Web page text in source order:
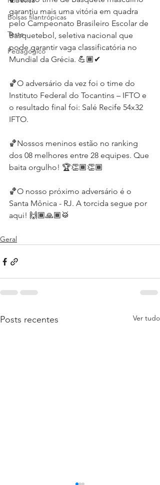
Bolsas filantrópicas
Teste
Pedagógico
garantiu mais uma vitória em quadra
pelo Campeonato Brasileiro Escolar de
Basquetebol, seletiva nacional que
pode garantir vaga classificatória no
Mundial da Grécia. 💪🏾✔
🏀O adversário da vez foi o time do
Instituto Federal do Tocantins – IFTO e
o resultado final foi: Salé Recife 54x32
IFTO.
🏀Nossos meninos estão no ranking
dos 08 melhores entre 28 equipes. Que
baita orgulho! 🏆👏🏾👏🏾
🏀O nosso próximo adversário é o
Santa Mônica - RJ. A torcida segue por
aqui! 🙌🏾🙏🏾🥁
Geral
Posts recentes Ver tudo